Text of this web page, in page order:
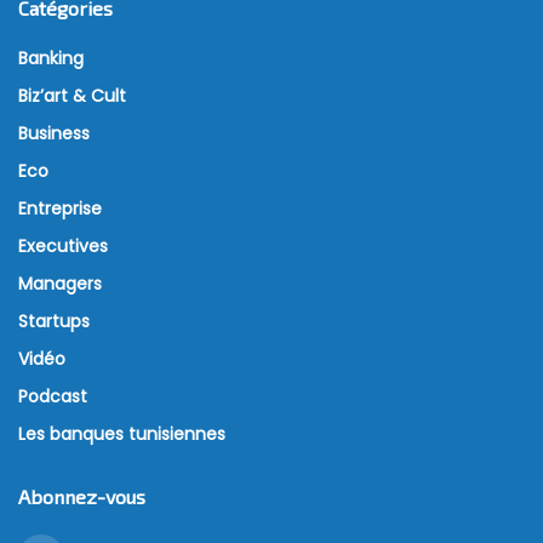
Catégories
Banking
Biz’art & Cult
Business
Eco
Entreprise
Executives
Managers
Startups
Vidéo
Podcast
Les banques tunisiennes
Abonnez-vous